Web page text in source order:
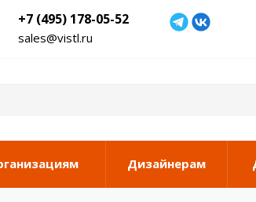
+7 (495) 178-05-52
sales@vistl.ru
Дизайнерам